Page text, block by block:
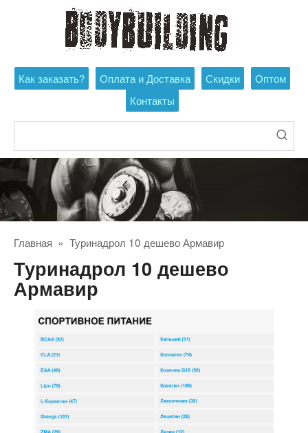
Как заказать? Оплата и Доставка Скидки
Оптом
Контакты
Главная » Туринадрол 10 дешево Армавир
Туринадрол 10 дешево
Армавир